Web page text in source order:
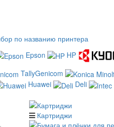
по названию принтера
Epson HP
TallyGenicom
Huawei Deli
Картриджи